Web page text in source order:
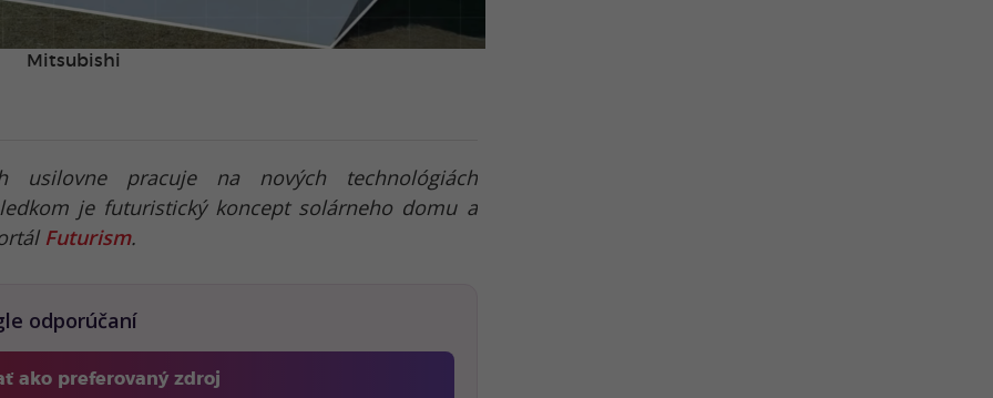
Mitsubishi
usilovne pracuje na nových technológiách
je futuristický koncept solárneho domu a
Futurism.
odporúčaní
ako preferovaný zdroj
Fontech, odkaz sa otvorí v novom okne